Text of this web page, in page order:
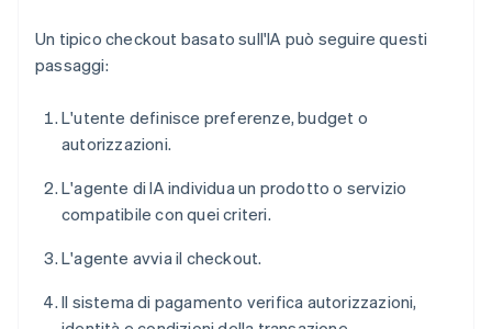
Un tipico checkout basato sull'IA può seguire questi
passaggi:
L'utente definisce preferenze, budget o
autorizzazioni.
L'agente di IA individua un prodotto o servizio
compatibile con quei criteri.
L'agente avvia il checkout.
Il sistema di pagamento verifica autorizzazioni,